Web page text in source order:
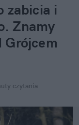
zabicia i
Znamy
Grójcem
czytania